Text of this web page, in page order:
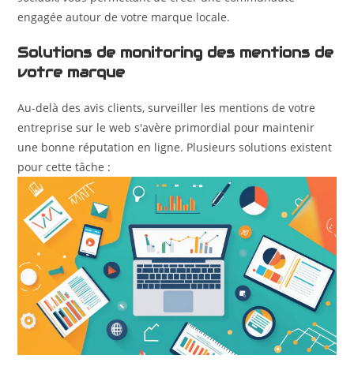
engagée autour de votre marque locale.
Solutions de monitoring des mentions de
votre marque
Au-delà des avis clients, surveiller les mentions de votre
entreprise sur le web s'avère primordial pour maintenir
une bonne réputation en ligne. Plusieurs solutions existent
pour cette tâche :